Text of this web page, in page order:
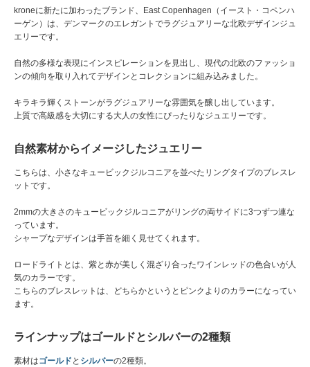
kroneに新たに加わったブランド、East Copenhagen（イースト・コペンハ
ーゲン）は、デンマークのエレガントでラグジュアリーな北欧デザインジュ
エリーです。
自然の多様な表現にインスピレーションを見出し、現代の北欧のファッショ
ンの傾向を取り入れてデザインとコレクションに組み込みました。
キラキラ輝くストーンがラグジュアリーな雰囲気を醸し出しています。
上質で高級感を大切にする大人の女性にぴったりなジュエリーです。
自然素材からイメージしたジュエリー
こちらは、小さなキュービックジルコニアを並べたリングタイプのブレスレ
ットです。
2mmの大きさのキュービックジルコニアがリングの両サイドに3つずつ連な
っています。
シャープなデザインは手首を細く見せてくれます。
ロードライトとは、紫と赤が美しく混ざり合ったワインレッドの色合いが人
気のカラーです。
こちらのブレスレットは、どちらかというとピンクよりのカラーになってい
ます。
ラインナップはゴールドとシルバーの2種類
素材はゴールド と シルバーの2種類。